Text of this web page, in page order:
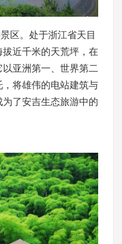
区。处于浙江省天目
近千米的天荒坪，在
亚洲第一、世界第二
将雄伟的电站建筑与
了安吉生态旅游中的